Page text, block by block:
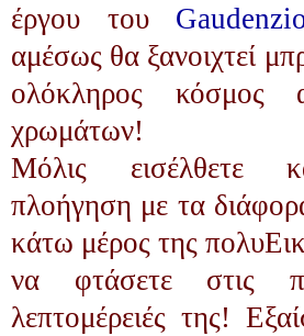
έργου του
αμέσως θα ξανοιχτεί
ολόκληρος κόσμος
χρωμάτων!
Μόλις εισέλθετε
πλοήγηση με τα
κάτω μέρος της
να φτάσετε στις
λεπτομέρειές της!